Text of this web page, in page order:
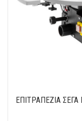
ΕΠΙΤΡΑΠΕΖΙΑ ΣΕΓΑ